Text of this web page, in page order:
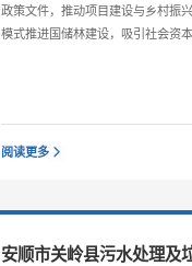
政策文件，推动项目建设与乡村振
模式推进国储林建设，吸引社会资
阅读更多
安顺市关岭县污水处理及